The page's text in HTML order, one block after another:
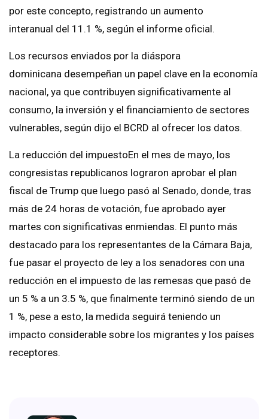
por este concepto, registrando un aumento
interanual del 11.1 %, según el informe oficial.
Los recursos enviados por la diáspora
dominicana desempeñan un papel clave en la economía
nacional, ya que contribuyen significativamente al
consumo, la inversión y el financiamiento de sectores
vulnerables, según dijo el BCRD al ofrecer los datos.
La reducción del impuestoEn el mes de mayo, los
congresistas republicanos lograron aprobar el plan
fiscal de Trump que luego pasó al Senado, donde, tras
más de 24 horas de votación, fue aprobado ayer
martes con significativas enmiendas. El punto más
destacado para los representantes de la Cámara Baja,
fue pasar el proyecto de ley a los senadores con una
reducción en el impuesto de las remesas que pasó de
un 5 % a un 3.5 %, que finalmente terminó siendo de un
1 %, pese a esto, la medida seguirá teniendo un
impacto considerable sobre los migrantes y los países
receptores.